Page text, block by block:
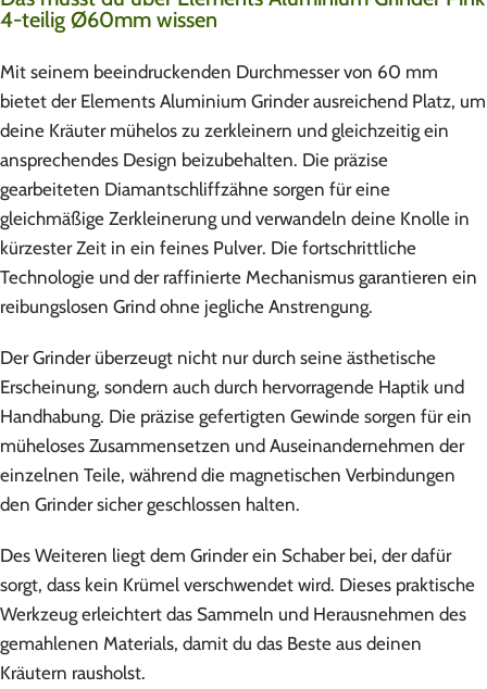
4-teilig Ø60mm wissen
Mit seinem beeindruckenden Durchmesser von 60 mm
bietet der Elements Aluminium Grinder ausreichend Platz, um
deine Kräuter mühelos zu zerkleinern und gleichzeitig ein
ansprechendes Design beizubehalten. Die präzise
gearbeiteten Diamantschliffzähne sorgen für eine
gleichmäßige Zerkleinerung und verwandeln deine Knolle in
kürzester Zeit in ein feines Pulver. Die fortschrittliche
Technologie und der raffinierte Mechanismus garantieren ein
reibungslosen Grind ohne jegliche Anstrengung.
Der Grinder überzeugt nicht nur durch seine ästhetische
Erscheinung, sondern auch durch hervorragende Haptik und
Handhabung. Die präzise gefertigten Gewinde sorgen für ein
müheloses Zusammensetzen und Auseinandernehmen der
einzelnen Teile, während die magnetischen Verbindungen
den Grinder sicher geschlossen halten.
Des Weiteren liegt dem Grinder ein Schaber bei, der dafür
sorgt, dass kein Krümel verschwendet wird. Dieses praktische
Werkzeug erleichtert das Sammeln und Herausnehmen des
gemahlenen Materials, damit du das Beste aus deinen
Kräutern rausholst.